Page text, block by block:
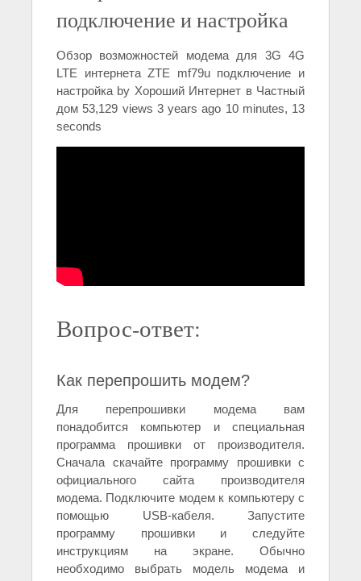
подключение и настройка
Обзор возможностей модема для 3G 4G
LTE интернета ZTE mf79u подключение и
настройка by Хороший Интернет в Частный
дом 53,129 views 3 years ago 10 minutes, 13
seconds
Вопрос-ответ:
Как перепрошить модем?
Для перепрошивки модема вам
понадобится компьютер и специальная
программа прошивки от производителя.
Сначала скачайте программу прошивки с
официального сайта производителя
модема. Подключите модем к компьютеру с
помощью USB-кабеля. Запустите
программу прошивки и следуйте
инструкциям на экране. Обычно
необходимо выбрать модель модема и